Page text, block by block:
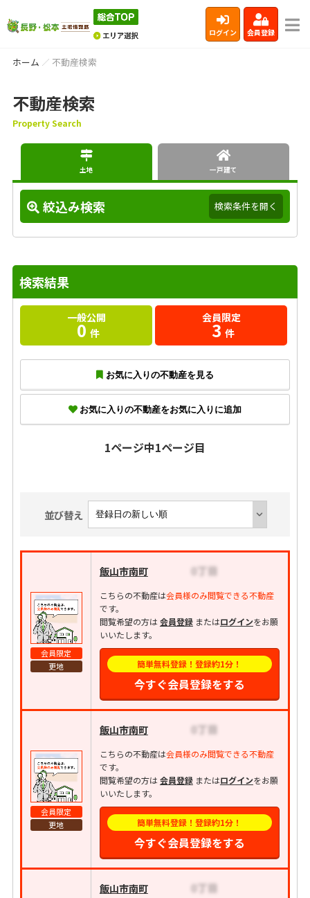
ログイン 会員登録
ホーム 不動産検索
不動産検索
Property Search
土地 一戸建て
絞込み検索 検索条件を開く
検索結果
一般公開
0 件
会員限定
3 件
お気に入りの不動産を見る
お気に入りの不動産をお気に入りに追加
1ページ中1ページ目
並び替え
会員限定
更地
飯山市南町
こちらの不動産は会員様のみ閲覧できる不動産
です。
閲覧希望の方は会員登録またはログインをお願
いいたします。
簡単無料登録！登録約1分！
今すぐ会員登録をする
会員限定
更地
飯山市南町
こちらの不動産は会員様のみ閲覧できる不動産
です。
閲覧希望の方は会員登録またはログインをお願
いいたします。
簡単無料登録！登録約1分！
今すぐ会員登録をする
飯山市南町